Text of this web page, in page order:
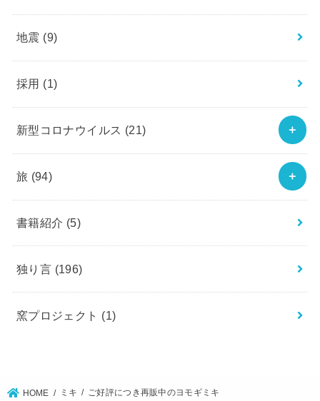
地震 (9)
採用 (1)
新型コロナウイルス (21)
旅 (94)
書籍紹介 (5)
独り言 (196)
窯プロジェクト (1)
HOME ミキ ご好評につき再販中のヨモギミキ